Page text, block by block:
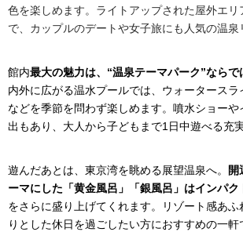
色を楽しめます。ライトアップされた屋外エ
で、カップルのデートや女子旅にも人気の温泉
館内最大の魅力は、“温泉テーマパーク”なら
内外に広がる温水プールでは、ウォータース
などを季節を問わず楽しめます。噴水ショー
出もあり、大人から子どもまで1日中遊べる充
遊んだあとは、東京湾を眺める展望温泉へ。
開
ーマにした「黄金風呂」「銀風呂」はインパク
をさらに盛り上げてくれます。リゾート感あふ
りとした休日を過ごしたい方におすすめの一軒